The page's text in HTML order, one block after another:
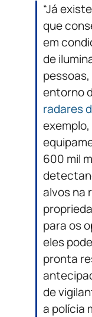
“Já
que
em
de
entorno
radares
600 mil
alvos na
para os
eles
pronta
de
a polícia